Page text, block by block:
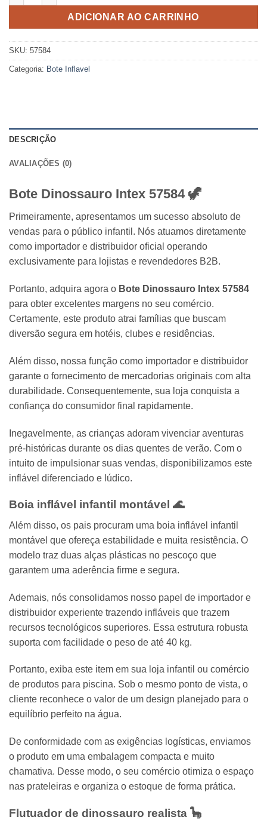
ADICIONAR AO CARRINHO
SKU: 57584
Categoria: Bote Inflavel
DESCRIÇÃO
AVALIAÇÕES (0)
Bote Dinossauro Intex 57584 🦖
Primeiramente, apresentamos um sucesso absoluto de
vendas para o público infantil. Nós atuamos diretamente
como importador e distribuidor oficial operando
exclusivamente para lojistas e revendedores B2B.
Portanto, adquira agora o Bote Dinossauro Intex 57584
para obter excelentes margens no seu comércio.
Certamente, este produto atrai famílias que buscam
diversão segura em hotéis, clubes e residências.
Além disso, nossa função como importador e distribuidor
garante o fornecimento de mercadorias originais com alta
durabilidade. Consequentemente, sua loja conquista a
confiança do consumidor final rapidamente.
Inegavelmente, as crianças adoram vivenciar aventuras
pré-históricas durante os dias quentes de verão. Com o
intuito de impulsionar suas vendas, disponibilizamos este
inflável diferenciado e lúdico.
Boia inflável infantil montável 🌊
Além disso, os pais procuram uma boia inflável infantil
montável que ofereça estabilidade e muita resistência. O
modelo traz duas alças plásticas no pescoço que
garantem uma aderência firme e segura.
Ademais, nós consolidamos nosso papel de importador e
distribuidor experiente trazendo infláveis que trazem
recursos tecnológicos superiores. Essa estrutura robusta
suporta com facilidade o peso de até 40 kg.
Portanto, exiba este item em sua loja infantil ou comércio
de produtos para piscina. Sob o mesmo ponto de vista, o
cliente reconhece o valor de um design planejado para o
equilíbrio perfeito na água.
De conformidade com as exigências logísticas, enviamos
o produto em uma embalagem compacta e muito
chamativa. Desse modo, o seu comércio otimiza o espaço
nas prateleiras e organiza o estoque de forma prática.
Flutuador de dinossauro realista 🦕